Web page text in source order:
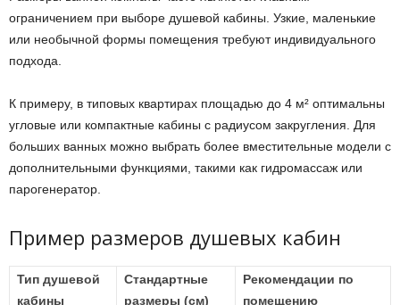
ограничением при выборе душевой кабины. Узкие, маленькие
или необычной формы помещения требуют индивидуального
подхода.
К примеру, в типовых квартирах площадью до 4 м² оптимальны
угловые или компактные кабины с радиусом закругления. Для
больших ванных можно выбрать более вместительные модели с
дополнительными функциями, такими как гидромассаж или
парогенератор.
Пример размеров душевых кабин
Тип душевой
кабины
Стандартные
размеры (см)
Рекомендации по
помещению